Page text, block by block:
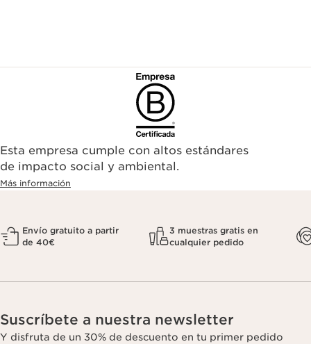
Esta empresa cumple con altos estándares
de impacto social y ambiental.
Más información
Envío gratuito a partir
de 40€
3 muestras gratis en
cualquier pedido
Suscríbete a nuestra newsletter
Y disfruta de un 30% de descuento en tu primer pedido